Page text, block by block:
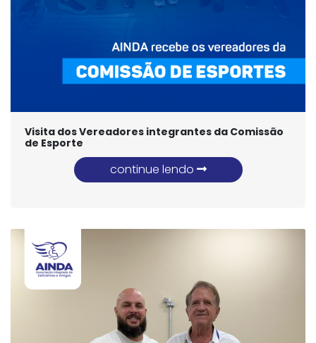
Visita dos Vereadores integrantes da Comissão
de Esporte
continue lendo